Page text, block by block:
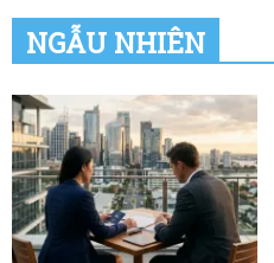
NGẪU NHIÊN